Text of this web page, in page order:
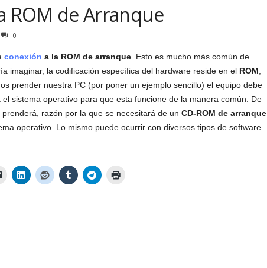
ROM de Arranque
0
conexión a la ROM de arranque. Esto es mucho más común de
imaginar, la codificación específica del hardware reside en el ROM
prender nuestra PC (por poner un ejemplo sencillo) el equipo debe
el sistema operativo para que esta funcione de la manera común. De
razón por la que se necesitará de un CD-ROM de arranque
operativo. Lo mismo puede ocurrir con diversos tipos de software.